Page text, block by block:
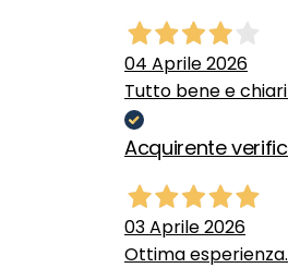
04 Aprile 2026
Tutto bene e
Acquirente
03 Aprile 2026
Ottima